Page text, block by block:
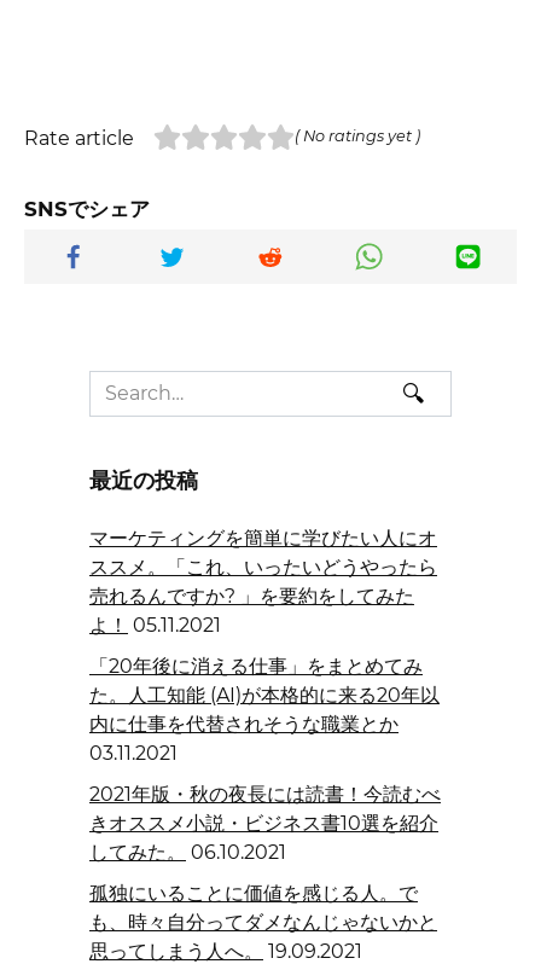
Rate article ( No ratings yet )
SNSでシェア
Search
for:
最近の投稿
マーケティングを簡単に学びたい人にオ
ススメ。「これ、いったいどうやったら
売れるんですか? 」を要約をしてみた
よ！ 05.11.2021
「20年後に消える仕事」をまとめてみ
た。人工知能 (AI)が本格的に来る20年以
内に仕事を代替されそうな職業とか
03.11.2021
2021年版・秋の夜長には読書！今読むべ
きオススメ小説・ビジネス書10選を紹介
してみた。
06.10.2021
孤独にいることに価値を感じる人。で
も、時々自分ってダメなんじゃないかと
思ってしまう人へ。
19.09.2021